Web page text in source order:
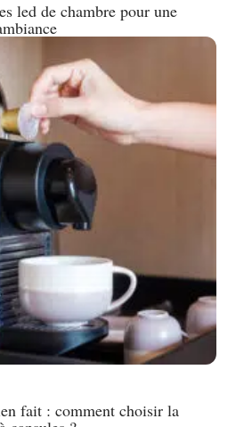
led de chambre pour une
fait : comment choisir la